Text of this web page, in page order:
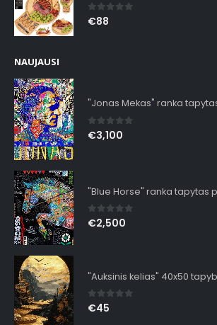
0out of 5
€88
NAUJAUSI
"Jonas Mekas" ranka
0out of 5
€3,100
"Blue Horse" ranka tapytas
0out of 5
€2,500
"Auksinis kelias" 40x50
0out of 5
€45